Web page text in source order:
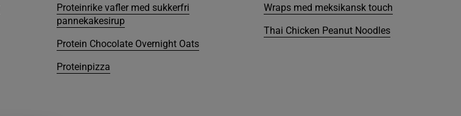
Proteinrike vafler med sukkerfri
pannekakesirup
Protein Chocolate Overnight Oats
Proteinpizza
Wraps med meksikansk touch
Thai Chicken Peanut Noodles